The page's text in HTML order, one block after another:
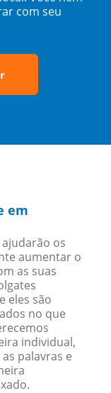
com seu
em
os
aumentar o
as suas
eles são
no que
individual,
palavras e